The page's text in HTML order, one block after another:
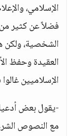
الإسلامي،
فضلاً عن كثير
الشخصية،
العقيدة وحفظ
الإسلاميين
-يقول بعض
مع النصوص